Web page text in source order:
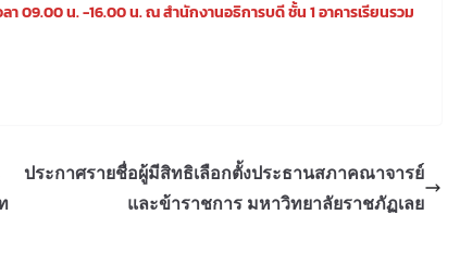
09.00 น. -16.00 น. ณ สำนักงานอธิการบดี ชั้น 1 อาคารเรียนรวม
ประกาศรายชื่อผู้มีสิทธิเลือกตั้งประธานสภาคณาจารย์
และข้าราชการ มหาวิทยาลัยราชภัฏเลย